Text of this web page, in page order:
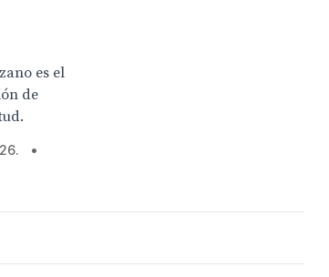
es el
de
•